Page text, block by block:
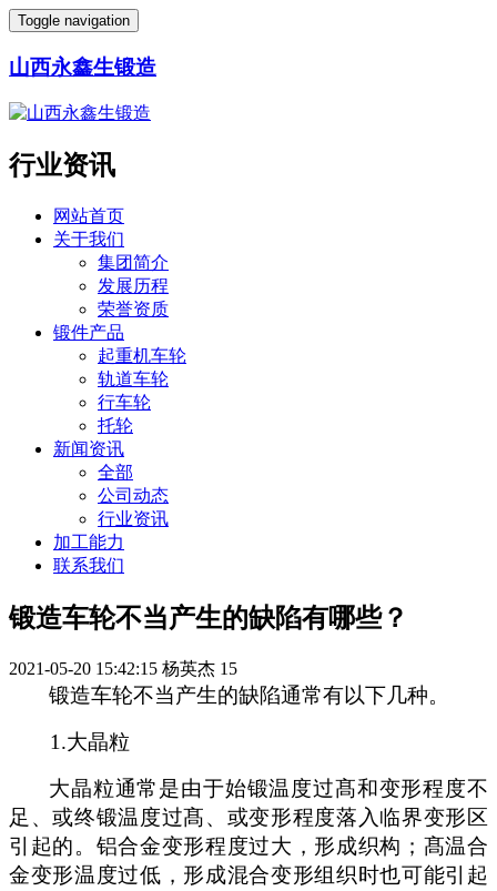
Toggle navigation
山西永鑫生锻造
行业资讯
网站首页
关于我们
集团简介
发展历程
荣誉资质
锻件产品
起重机车轮
轨道车轮
行车轮
托轮
新闻资讯
全部
公司动态
行业资讯
加工能力
联系我们
锻造车轮不当产生的缺陷有哪些？
2021-05-20 15:42:15 杨英杰 15
锻造车轮不当产生的缺陷通常有以下几种。
1.大晶粒
大晶粒通常是由于始锻温度过髙和变形程度不
足、或终锻温度过髙、或变形程度落 入 临界变形区
引起的。铝合金变形程度过大，形成织构；髙温合
金变形温度过低，形成混合变形组织时也可能引起